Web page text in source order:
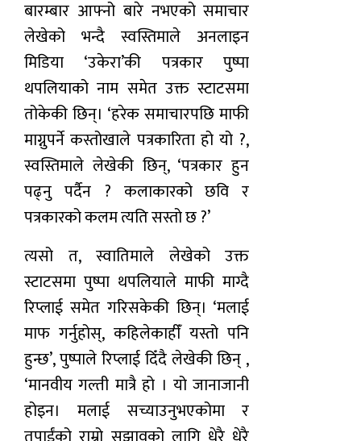
बारम्बार आफ्नो बारे नभएको समाचार
लेखेको भन्दै स्वस्तिमाले अनलाइन
मिडिया ‘उकेरा’की पत्रकार पुष्पा
थपलियाको नाम समेत उक्त स्टाटसमा
तोकेकी छिन्। ‘हरेक समाचारपछि माफी
माग्नुपर्ने कस्तोखाले पत्रकारिता हो यो ?,
स्वस्तिमाले लेखेकी छिन्, ‘पत्रकार हुन
पढ्नु पर्दैन ? कलाकारको छवि र
पत्रकारको कलम त्यति सस्तो छ ?’
त्यसो त, स्वातिमाले लेखेको उक्त
स्टाटसमा पुष्पा थपलियाले माफी माग्दै
रिप्लाई समेत गरिसकेकी छिन्। ‘मलाई
माफ गर्नुहोस्, कहिलेकाहीँ यस्तो पनि
हुन्छ’, पुष्पाले रिप्लाई दिँदै लेखेकी छिन् ,
‘मानवीय गल्ती मात्रै हो । यो जानाजानी
होइन। मलाई सच्याउनुभएकोमा र